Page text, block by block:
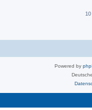
Powered by